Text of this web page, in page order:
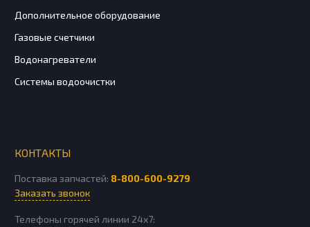
Дополнительное оборудование
Газовые счетчики
Водонагреватели
Системы водоочистки
КОНТАКТЫ
Поставка запчастей: 8-800-600-9279
Заказать звонок
Телефоны горячей линии 24х7: